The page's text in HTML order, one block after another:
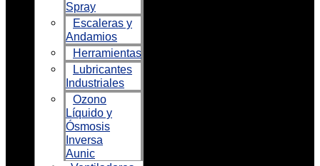
Spray
Escaleras y
Andamios
Herramientas
Lubricantes
Industriales
Ozono
Líquido y
Ósmosis
Inversa
Aunic